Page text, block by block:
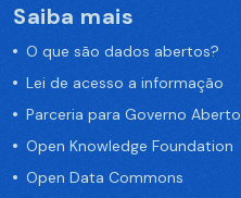
Saiba mais
O que são dados abertos?
Lei de acesso a informação
Parceria para Governo Aberto
Open Knowledge Foundation
Open Data Commons